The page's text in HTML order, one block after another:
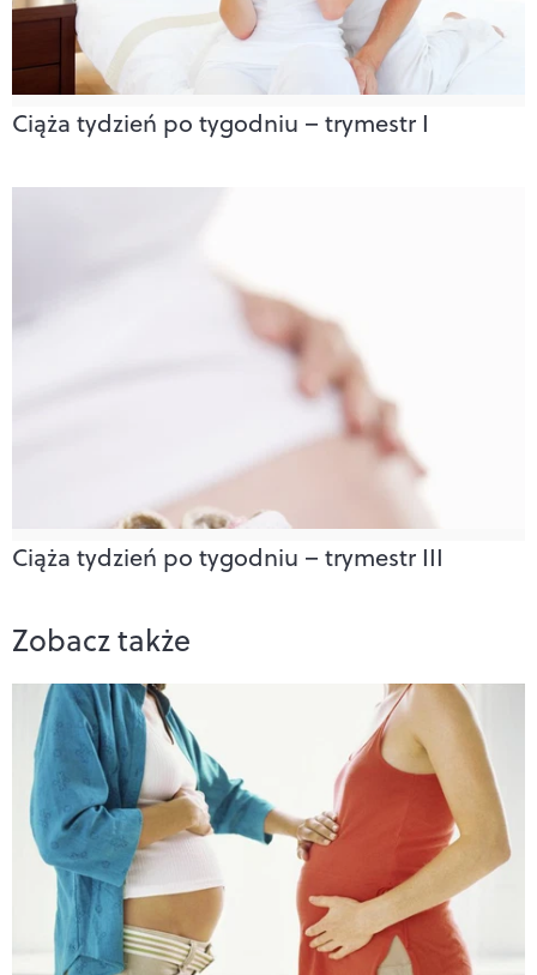
Ciąża tydzień po tygodniu – trymestr I
Ciąża tydzień po tygodniu – trymestr III
Zobacz także